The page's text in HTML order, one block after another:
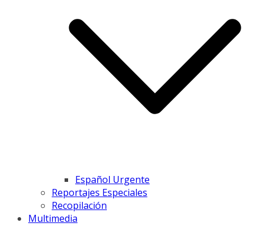
Español Urgente
Reportajes Especiales
Recopilación
Multimedia